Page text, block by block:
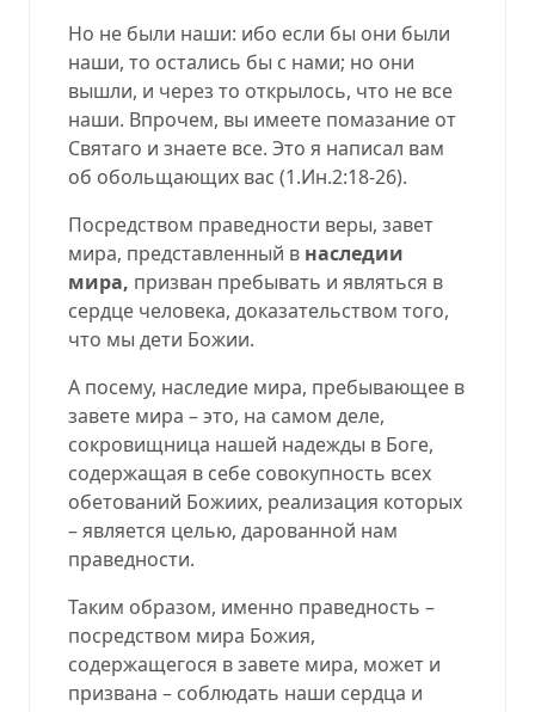
Но не были наши: ибо если бы они были
наши, то остались бы с нами; но они
вышли, и через то открылось, что не все
наши. Впрочем, вы имеете помазание от
Святаго и знаете все. Это я написал вам
об обольщающих вас (1.Ин.2:18-26).
Посредством праведности веры, завет
мира, представленный в наследии
мира, призван пребывать и являться в
сердце человека, доказательством того,
что мы дети Божии.
А посему, наследие мира, пребывающее в
завете мира – это, на самом деле,
сокровищница нашей надежды в Боге,
содержащая в себе совокупность всех
обетований Божиих, реализация которых
– является целью, дарованной нам
праведности.
Таким образом, именно праведность –
посредством мира Божия,
содержащегося в завете мира, может и
призвана – соблюдать наши сердца и